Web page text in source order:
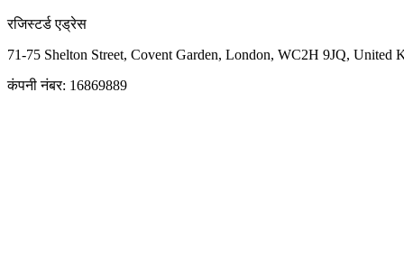
रजिस्टर्ड एड्रेस
71-75 Shelton Street, Covent Garden, London, WC2H 9JQ, United
कंपनी नंबर: 16869889